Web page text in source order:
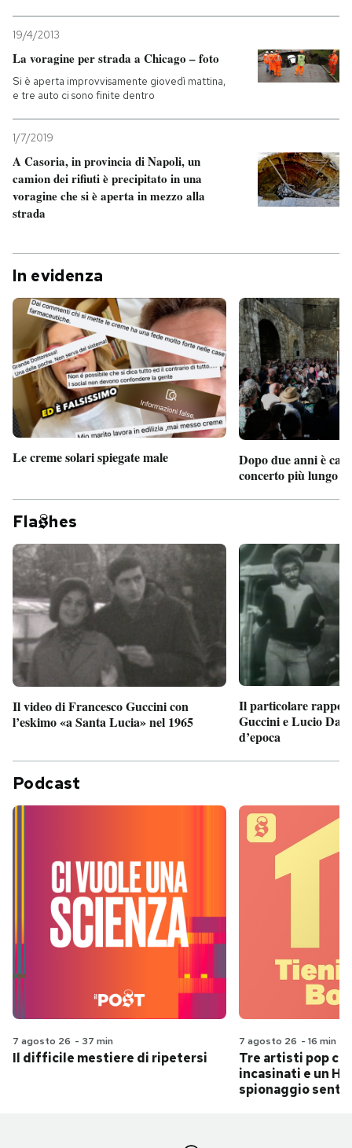
19/4/2013
La voragine per strada a Chicago – foto
Si è aperta improvvisamente giovedì mattina,
e tre auto ci sono finite dentro
1/7/2019
A Casoria, in provincia di Napoli, un
camion dei rifiuti è precipitato in una
voragine che si è aperta in mezzo alla
strada
In evidenza
Le creme solari spiegate male
Dopo due anni è
concerto più lungo
Fla hes
Il video di Francesco Guccini con
l’eskimo «a Santa Lucia» nel 1965
Il particolare
Guccini e Lucio
d’epoca
Podcast
7 agosto 26 - 37 min
Il difficile mestiere di ripetersi
7 agosto 26 - 16 min
Tre artisti pop
incasinati e un
spionaggio